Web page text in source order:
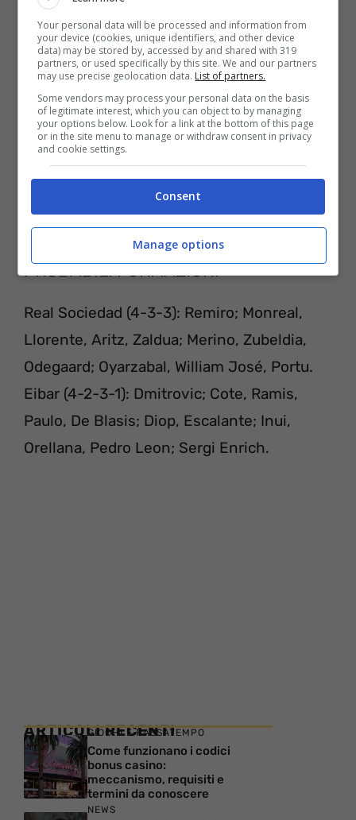
totalmente gratuita per questo anno.
PROBABILI FORMAZIONI
Real Sociedad (4-3-3): Remiro; Monreal,
Llorente, Aritz, Zaldua; Merino, Zubeldia,
Odegaard; Oyarzabal, William José, Portu.
Eibar (4-2-3-1): Dmitrovic; Cote, Ramis,
Paulo, De Blasis; Diop, Escalante; Inui,
Orellana, Pedro Leon; Sergi Enrich.
ARTICOLI RECENTI
GIOCHI E PASSATEMPO
Come funzionano i codici
bonus casino:
meccanismo, requisiti e
termini da conoscere
NEWS
Your personal data will be processed and information from
your device (cookies, unique identifiers, and other device
data) may be stored by, accessed by and shared with 319
partners, or used specifically by this site. We and our partners
may use precise geolocation data. List of partners.
Some vendors may process your personal data on the basis
of legitimate interest, which you can object to by managing
your options below. Look for a link at the bottom of this page
or in the site menu to manage or withdraw consent in privacy
and cookie settings.
Consent
Manage options